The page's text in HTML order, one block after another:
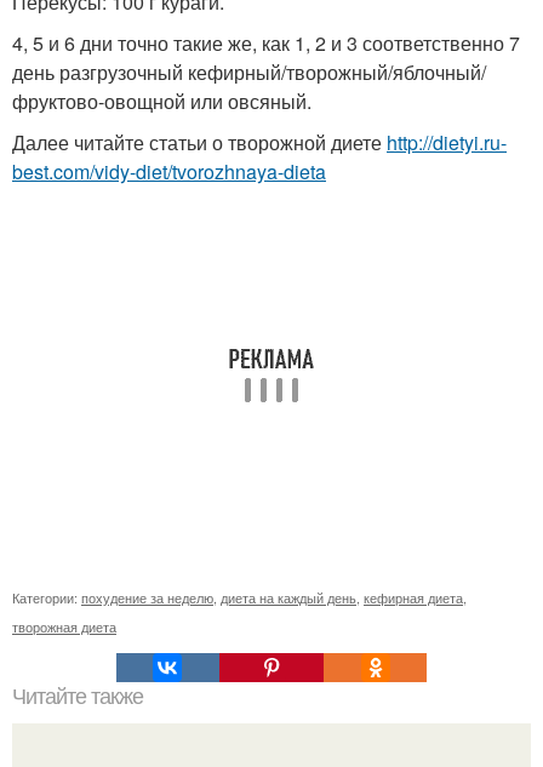
4, 5 и 6 дни точно такие же, как 1, 2 и 3 соответственно 7
день разгрузочный кефирный/творожный/яблочный/
фруктово-овощной или овсяный.
Далее читайте статьи о творожной диете http://dietyi.ru-
best.com/vidy-diet/tvorozhnaya-dieta
Категории: похудение за неделю диета на каждый день кефирная диета
творожная диета
Читайте также